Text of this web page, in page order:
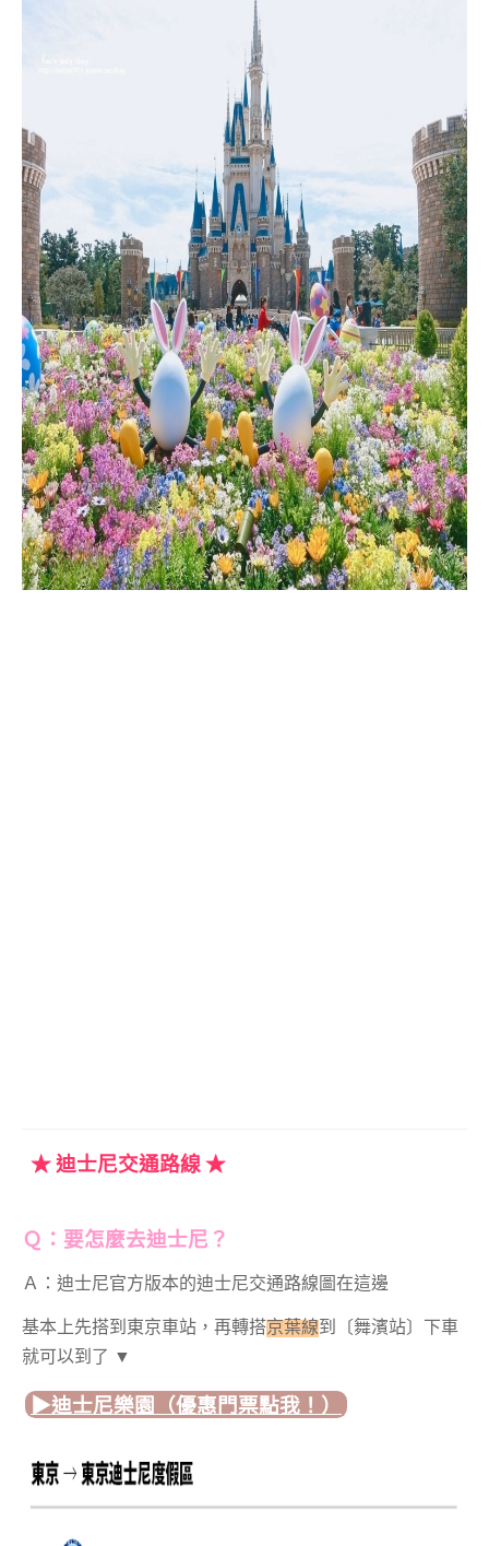
★ 迪士尼交通路線 ★
Ｑ：要怎麼去迪士尼？
Ａ：迪士尼官方版本的迪士尼交通路線圖在這邊
基本上先搭到東京車站，再轉搭京葉線到〔舞濱站〕下車
就可以到了 ▼
▶︎迪士尼樂園（優惠門票點我！）